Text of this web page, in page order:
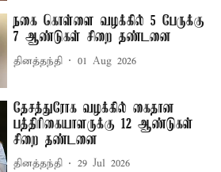
நகை கொள்ளை வழக்கில் 5 பேருக்கு
7 ஆண்டுகள் சிறை தண்டனை
தினத்தந்தி 01 Aug 2026
தேசத்துரோக வழக்கில் கைதான
பத்திரிகையாளருக்கு 12 ஆண்டுகள்
சிறை தண்டனை
தினத்தந்தி 29 Jul 2026